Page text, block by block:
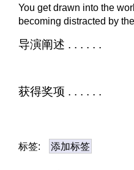
You get drawn into the
becoming distracted by
导演阐述 . . . . . .
获得奖项 . . . . . .
标签: 添加标签